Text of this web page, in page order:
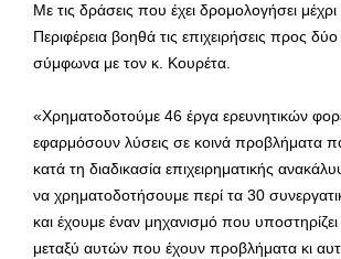
Με τις δράσεις που έχει δρομολογήσει
Περιφέρεια βοηθά τις επιχειρήσεις προς δύο
σύμφωνα με τον κ. Κουρέτα.
«Χρηματοδοτούμε 46 έργα ερευνητικών
εφαρμόσουν λύσεις σε κοινά προβλήματα
κατά τη διαδικασία επιχειρηματικής
να χρηματοδοτήσουμε περί τα 30
και έχουμε έναν μηχανισμό που υποστηρίζει
μεταξύ αυτών που έχουν προβλήματα κι